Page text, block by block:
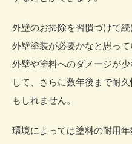
外壁のお掃除を習慣づけて
外壁塗装が必要かなと思っ
外壁や塗料へのダメージが
して、さらに数年後まで耐
もしれません。
環境によっては塗料の耐用